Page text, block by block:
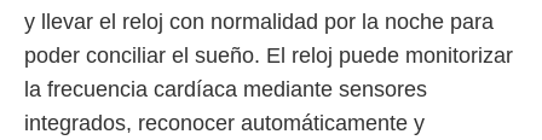
y llevar el reloj con normalidad por la noche para
poder conciliar el sueño. El reloj puede monitorizar
la frecuencia cardíaca mediante sensores
integrados, reconocer automáticamente y